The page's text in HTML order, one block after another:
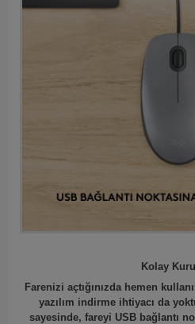
Kolay
Farenizi açtığınızda hemen
yazılım indirme ihtiyacı da
sayesinde, fareyi USB bağlantı